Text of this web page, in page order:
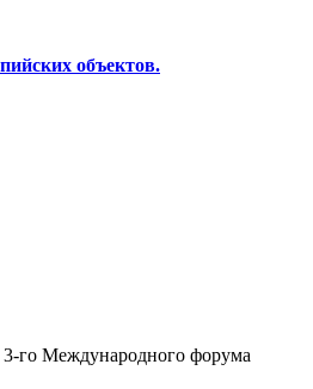
объектов.
3-го Международного форума